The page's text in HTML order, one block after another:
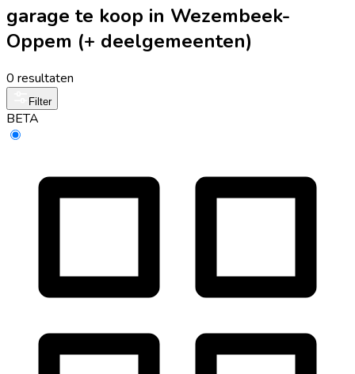
garage te koop in Wezembeek-
Oppem (+ deelgemeenten)
0 resultaten
Filter
BETA